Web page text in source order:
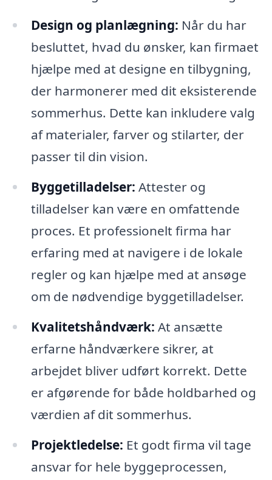
Design og planlægning: Når du har
besluttet, hvad du ønsker, kan firmaet
hjælpe med at designe en tilbygning,
der harmonerer med dit eksisterende
sommerhus. Dette kan inkludere valg
af materialer, farver og stilarter, der
passer til din vision.
Byggetilladelser: Attester og
tilladelser kan være en omfattende
proces. Et professionelt firma har
erfaring med at navigere i de lokale
regler og kan hjælpe med at ansøge
om de nødvendige byggetilladelser.
Kvalitetshåndværk: At ansætte
erfarne håndværkere sikrer, at
arbejdet bliver udført korrekt. Dette
er afgørende for både holdbarhed og
værdien af dit sommerhus.
Projektledelse: Et godt firma vil tage
ansvar for hele byggeprocessen,